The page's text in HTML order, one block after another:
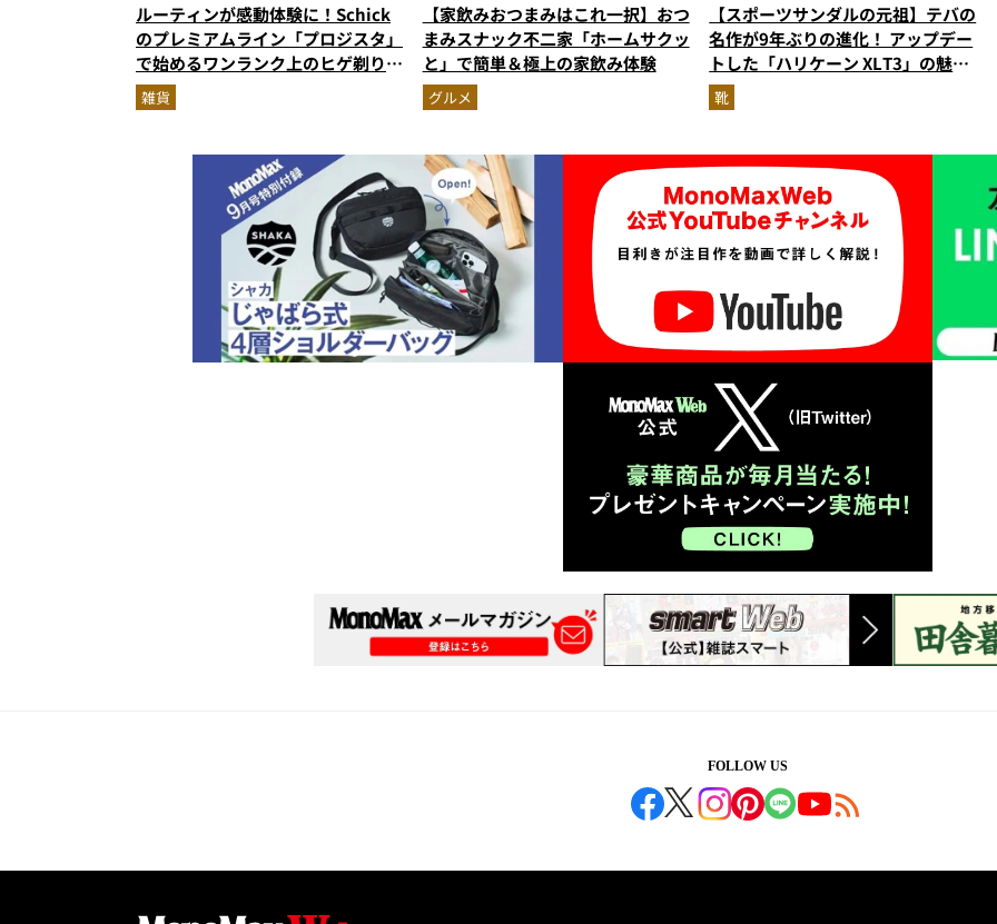
ルーティンが感動体験に！Schick
のプレミアムライン「プロジスタ」
で始めるワンランク上のヒゲ剃り習
慣
雑貨
【家飲みおつまみはこれ一択】おつ
まみスナック不二家「ホームサクッ
と」で簡単＆極上の家飲み体験
グルメ
【スポーツサンダルの元祖】テバの
名作が9年ぶりの進化！ アップデー
トした「ハリケーン XLT3」の魅力
を識者があらゆる角度から徹底解
説！
靴
FOLLOW US